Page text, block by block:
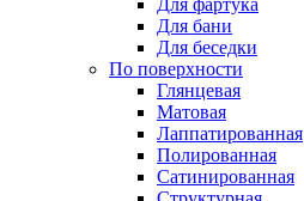
Для фартука
Для бани
Для беседки
По поверхности
Глянцевая
Матовая
Лаппатированная
Полированная
Сатинированная